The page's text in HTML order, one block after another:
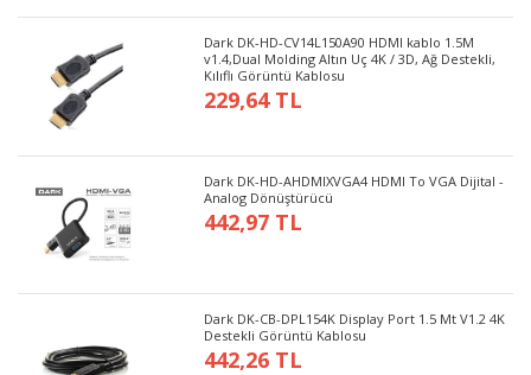
Dark DK-HD-CV14L150A90 HDMI kablo 1.5M
v1.4,Dual Molding Altın Uç 4K / 3D, Ağ Destekli,
Kılıflı Görüntü Kablosu
229,64 TL
Dark DK-HD-AHDMIXVGA4 HDMI To VGA Dijital -
Analog Dönüştürücü
442,97 TL
Dark DK-CB-DPL154K Display Port 1.5 Mt V1.2 4K
Destekli Görüntü Kablosu
442,26 TL